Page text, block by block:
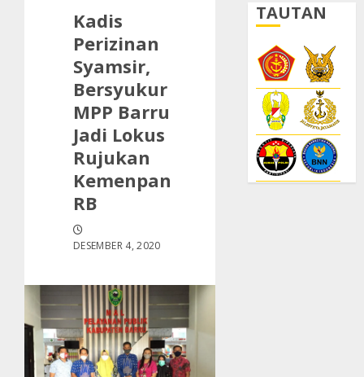
Kadis
Perizinan
Syamsir,
Bersyukur
MPP Barru
Jadi Lokus
Rujukan
Kemenpan
RB
DESEMBER 4, 2020
TAUTAN